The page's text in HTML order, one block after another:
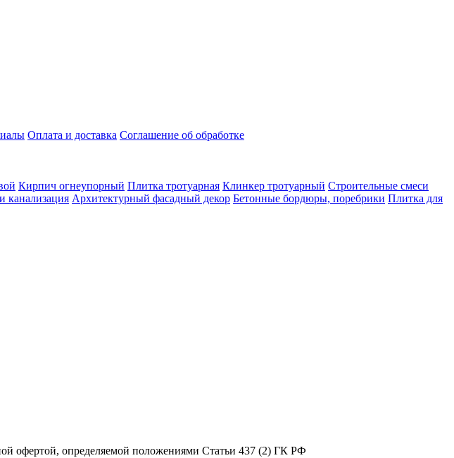
Оплата и доставка Соглашение об обработке
Кирпич огнеупорный Плитка тротуарная Клинкер тротуарный Строительные смеси
канализация Архитектурный фасадный декор Бетонные бордюры, поребрики Плитка для
офертой, определяемой положениями Статьи 437 (2) ГК РФ